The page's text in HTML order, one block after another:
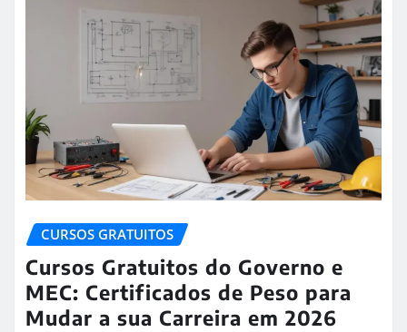
CURSOS GRATUITOS
Cursos Gratuitos do Governo e
MEC: Certificados de Peso para
Mudar a sua Carreira em 2026